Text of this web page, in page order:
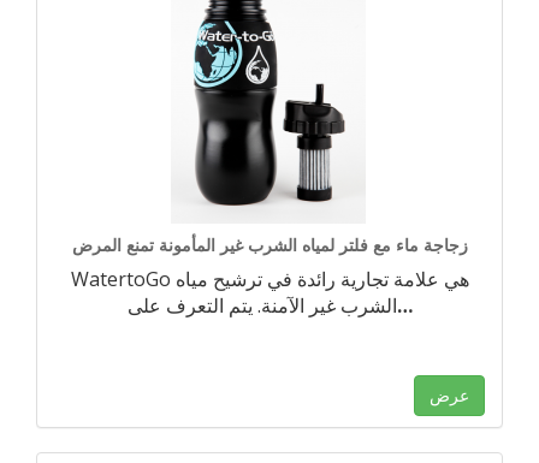
زجاجة ماء مع فلتر لمياه الشرب غير المأمونة تمنع المرض
WatertoGo هي علامة تجارية رائدة في ترشيح مياه
الشرب غير الآمنة. يتم التعرف على…
عرض